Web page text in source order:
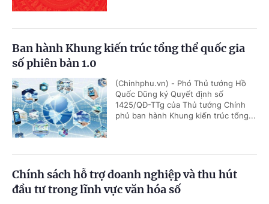
Ban hành Khung kiến trúc tổng thể quốc gia
số phiên bản 1.0
(Chinhphu.vn) - Phó Thủ tướng Hồ
Quốc Dũng ký Quyết định số
1425/QĐ-TTg của Thủ tướng Chính
phủ ban hành Khung kiến trúc tổng...
Chính sách hỗ trợ doanh nghiệp và thu hút
đầu tư trong lĩnh vực văn hóa số